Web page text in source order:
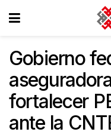
Gobierno
fortalecer
ante la